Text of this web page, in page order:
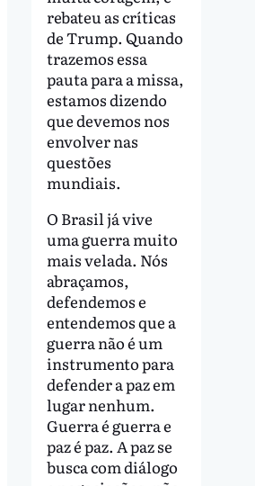
rebateu as críticas
de Trump. Quando
trazemos essa
pauta para a missa,
estamos dizendo
que devemos nos
envolver nas
questões
mundiais.
O Brasil já vive
uma guerra muito
mais velada. Nós
abraçamos,
defendemos e
entendemos que a
guerra não é um
instrumento para
defender a paz em
lugar nenhum.
Guerra é guerra e
paz é paz. A paz se
busca com diálogo